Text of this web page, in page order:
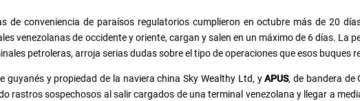
de conveniencia de paraísos regulatorios cumplieron en octubre más de 20
venezolanas de occidente y oriente, cargan y salen en un máximo de 6 días. La
petroleras, arroja serias dudas sobre el tipo de operaciones que esos buques
guyanés y propiedad de la naviera china Sky Wealthy Ltd, yAPUS, de bandera de
rastros sospechosos al salir cargados de una terminal venezolana y llegar a